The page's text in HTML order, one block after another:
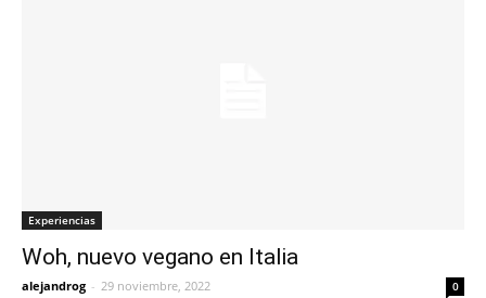
Experiencias
Woh, nuevo vegano en Italia
alejandrog - 29 noviembre, 2022 0